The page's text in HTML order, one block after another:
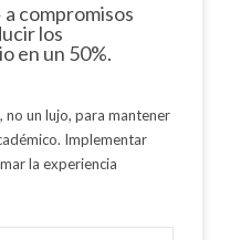
compromisos
los
en un 50%.
no un lujo, para mantener
Implementar
la experiencia